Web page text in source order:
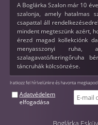
A Boglárka Szalon már 10
szalonja, amely hatalmas
csapattal áll
mindent megteszünk azért,
érezd magad kollekciónk
menyasszonyi
szalagavató/keringőruha
táncruhák kölcsönzése.
Iratkozz fel hírlvelünkre és havonta
Adatvédelem
elfogadása
Boglárka